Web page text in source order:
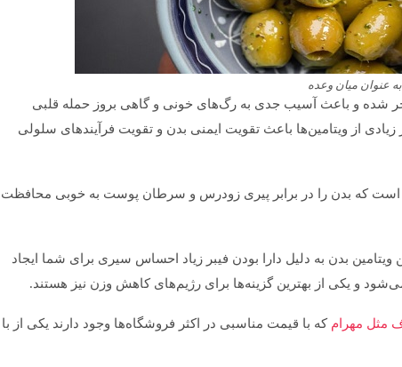
عنوان میان وعده
شده و باعث آسیب جدی به رگ‌های خونی و گاهی بروز حمله قلبی
از ویتامین‌ها باعث تقویت ایمنی بدن و تقویت فرآیندهای سلولی
زیتون سرشار از آنتی‌اکسیدان و اسیدهای چرب و ویتامین E است که بدن را در برابر پیری زودرس و سرطان پوست به خوبی محافظت
بدن به دلیل دارا بودن فیبر زیاد احساس سیری برای شما ایجاد
و یکی از بهترین گزینه‌ها برای رژیم‌های کاهش وزن نیز هستند.
مثل مهرام که با قیمت مناسبی در اکثر فروشگاه‌ها وجود دارند یکی از با